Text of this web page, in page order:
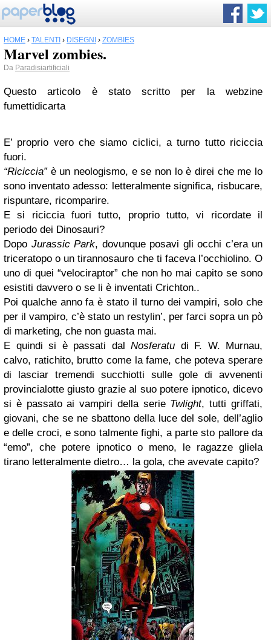
HOME › TALENTI › DISEGNI › ZOMBIES
Marvel zombies.
Da Paradisiartificiali
Questo articolo è stato scritto per la webzine
fumettidicarta
E’ proprio vero che siamo ciclici, a turno tutto riciccia
fuori.
“Riciccia”è un neologismo, e se non lo è direi che me lo
sono inventato adesso: letteralmente significa, risbucare,
rispuntare, ricomparire.
E si riciccia fuori tutto, proprio tutto, vi ricordate il
periodo dei Dinosauri?
Dopo Jurassic Park, dovunque posavi gli occhi c’era un
triceratopo o un tirannosauro che ti faceva l’occhiolino. O
uno di quei “velociraptor” che non ho mai capito se sono
esistiti davvero o se li è inventati Crichton..
Poi qualche anno fa è stato il turno dei vampiri, solo che
per il vampiro, c’è stato un restylin’, per farci sopra un pò
di marketing, che non guasta mai.
E quindi si è passati dal Nosferatu di F. W. Murnau,
calvo, ratichito, brutto come la fame, che poteva sperare
di lasciar tremendi succhiotti sulle gole di avvenenti
provincialotte giusto grazie al suo potere ipnotico, dicevo
si è passato ai vampiri della serie Twlight, tutti griffati,
giovani, che se ne sbattono della luce del sole, dell’aglio
e delle croci, e sono talmente fighi, a parte sto pallore da
“emo”, che potere ipnotico o meno, le ragazze gliela
tirano letteralmente dietro… la gola, che avevate capito?